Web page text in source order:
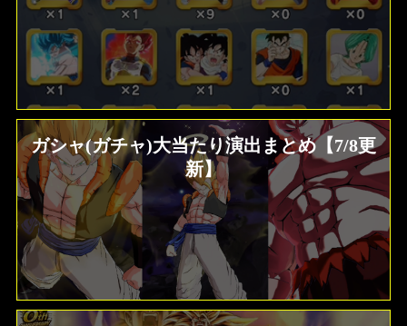
覚醒＆フラグメント効果/入手場所 ドラゴ
ンボールレジェンズ